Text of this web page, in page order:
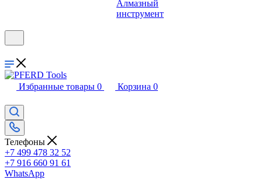
Алмазный
инструмент
Избранные товары 0 Корзина 0
Телефоны
+7 499 478 32 52
+7 916 660 91 61
WhatsApp